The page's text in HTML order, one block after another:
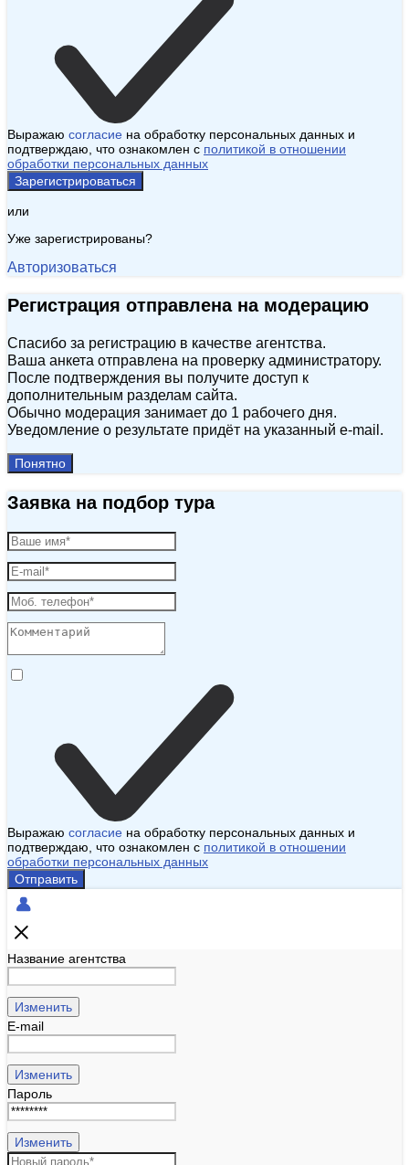
Выражаю согласие на обработку персональных данных и
подтверждаю, что ознакомлен с политикой в отношении
обработки персональных данных
Зарегистрироваться
или
Уже зарегистрированы?
Авторизоваться
Регистрация отправлена на модерацию
Спасибо за регистрацию в качестве агентства.
Ваша анкета отправлена на проверку администратору.
После подтверждения вы получите доступ к
дополнительным разделам сайта.
Обычно модерация занимает до 1 рабочего дня.
Уведомление о результате придёт на указанный e‑mail.
Понятно
Заявка на подбор тура
Выражаю согласие на обработку персональных данных и
подтверждаю, что ознакомлен с политикой в отношении
обработки персональных данных
Отправить
Название агентства
Изменить
E-mail
Изменить
Пароль
Изменить